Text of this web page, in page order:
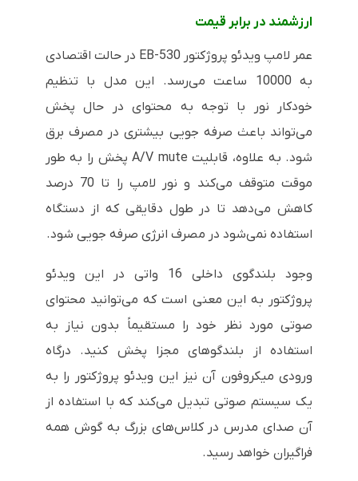
ارزشمند در برابر قیمت
عمر لامپ ویدئو پروژکتورEB-530 در حالت اقتصادی
به 10000 ساعت می‌رسد. این مدل با تنظیم
خودکار نور با توجه به محتوای در حال پخش
می‌تواند باعث صرفه جویی بیشتری در مصرف برق
شود. به علاوه، قابلیت A/V muteپخش را به طور
موقت متوقف می‌کند و نور لامپ را تا 70 درصد
کاهش می‌دهد تا در طول دقایقی که از دستگاه
استفاده نمی‌شود در مصرف انرژی صرفه جویی شود.
وجود بلندگوی داخلی 16 واتی در این ویدئو
پروژکتور به این معنی است که می‌توانید محتوای
صوتی مورد نظر خود را مستقیماً بدون نیاز به
استفاده از بلندگوهای مجزا پخش کنید. درگاه
ورودی میکروفون آن نیز این ویدئو پروژکتور را به
یک سیستم صوتی تبدیل می‌کند که با استفاده از
آن صدای مدرس در کلاس‌های بزرگ به گوش همه
فراگیران خواهد رسید.